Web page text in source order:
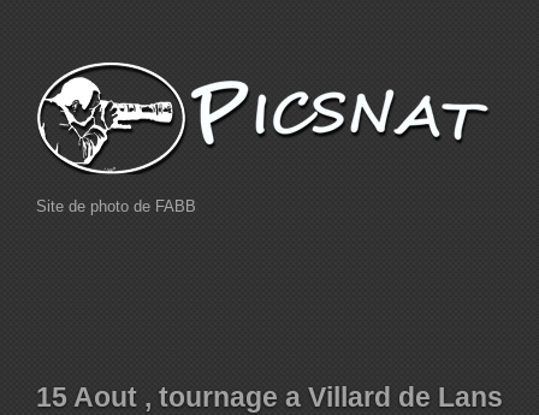
Site de photo de FABB
15 Aout , tournage a Villard de Lans